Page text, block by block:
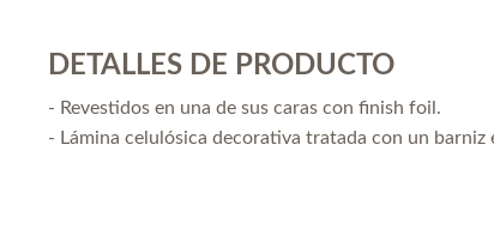
DETALLES DE PRODUCTO
- Revestidos en una de sus caras con finish foil.
- Lámina celulósica decorativa tratada con un barniz